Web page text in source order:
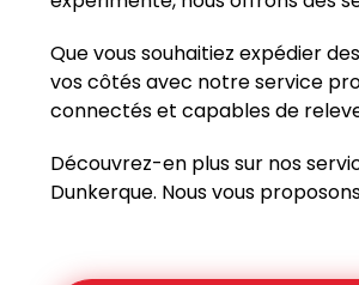
Que vous souhaitiez expédier
vos côtés avec notre service
connectés et capables de
Découvrez-en plus sur nos
Dunkerque. Nous vous